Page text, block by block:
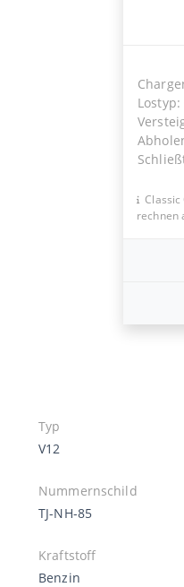
Lostyp:
rechnen
Typ
V12
Nummernschild
TJ-NH-85
Kraftstoff
Benzin